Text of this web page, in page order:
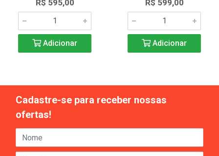
R$ 595,00
Adicionar
R$ 599,00
Adicionar
Cadastre-se para receber nossas
ofertas!